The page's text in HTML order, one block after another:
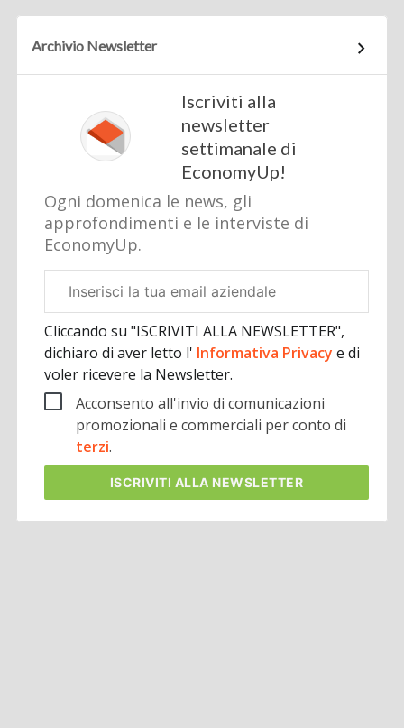
Archivio Newsletter
Iscriviti alla
newsletter
settimanale di
EconomyUp!
Ogni domenica le news, gli
approfondimenti e le interviste di
EconomyUp.
aziendale
Cliccando su "ISCRIVITI ALLA NEWSLETTER",
dichiaro di aver letto l' Informativa Privacye di
voler ricevere la Newsletter.
Acconsento all'invio di comunicazioni
promozionali e commerciali per conto di
terzi.
ISCRIVITI ALLA NEWSLETTER